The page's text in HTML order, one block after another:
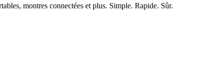
montres connectées et plus. Simple. Rapide. Sûr.